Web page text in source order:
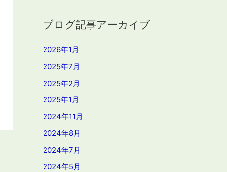
ブログ記事アーカイブ
2026年1月
2025年7月
2025年2月
2025年1月
2024年11月
2024年8月
2024年7月
2024年5月